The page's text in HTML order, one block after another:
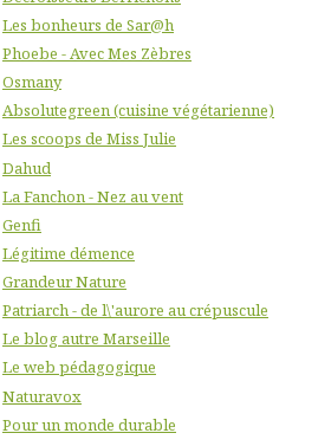
Les bonheurs de Sar@h
Phoebe - Avec Mes Zèbres
Osmany
Absolutegreen (cuisine végétarienne)
Les scoops de Miss Julie
Dahud
La Fanchon - Nez au vent
Genfi
Légitime démence
Grandeur Nature
Patriarch - de l\'aurore au crépuscule
Le blog autre Marseille
Le web pédagogique
Naturavox
Pour un monde durable